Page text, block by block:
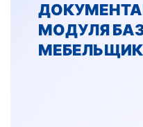
МОДУЛЯ
МЕБЕЛЬЩИК